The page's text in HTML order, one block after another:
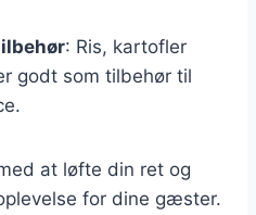
: Ris, kartofler
godt som tilbehør til
at løfte din ret og
for dine gæster.